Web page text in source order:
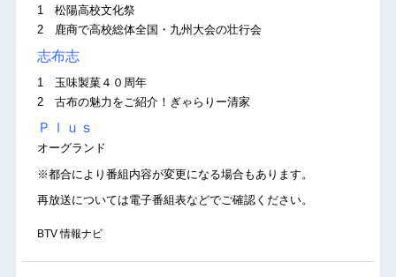
1 松陽高校文化祭
2 鹿商で高校総体全国・九州大会の壮行会
志布志
1 玉味製菓４０周年
2 古布の魅力をご紹介！ぎゃらりー清家
Ｐｌｕｓ
オーグランド
※都合により番組内容が変更になる場合もあります。
再放送については電子番組表などでご確認ください。
BTV 情報ナビ